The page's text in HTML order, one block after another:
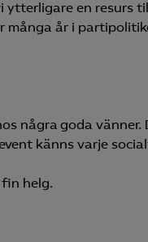
ytterligare en resurs
många år i
några goda
känns varje
helg.